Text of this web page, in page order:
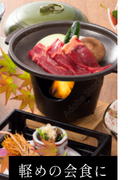
軽めの会食に